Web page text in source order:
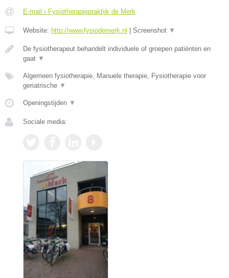
E-mail › Fysiotherapiepraktijk de Merk
Website: http://www.fysiodemerk.nl Screenshot ▼
De fysiotherapeut behandelt individuele of groepen patiënten en
gaat ▼
Algemeen fysiotherapie, Manuele therapie, Fysiotherapie voor
geriatrische ▼
Openingstijden ▼
Sociale media: